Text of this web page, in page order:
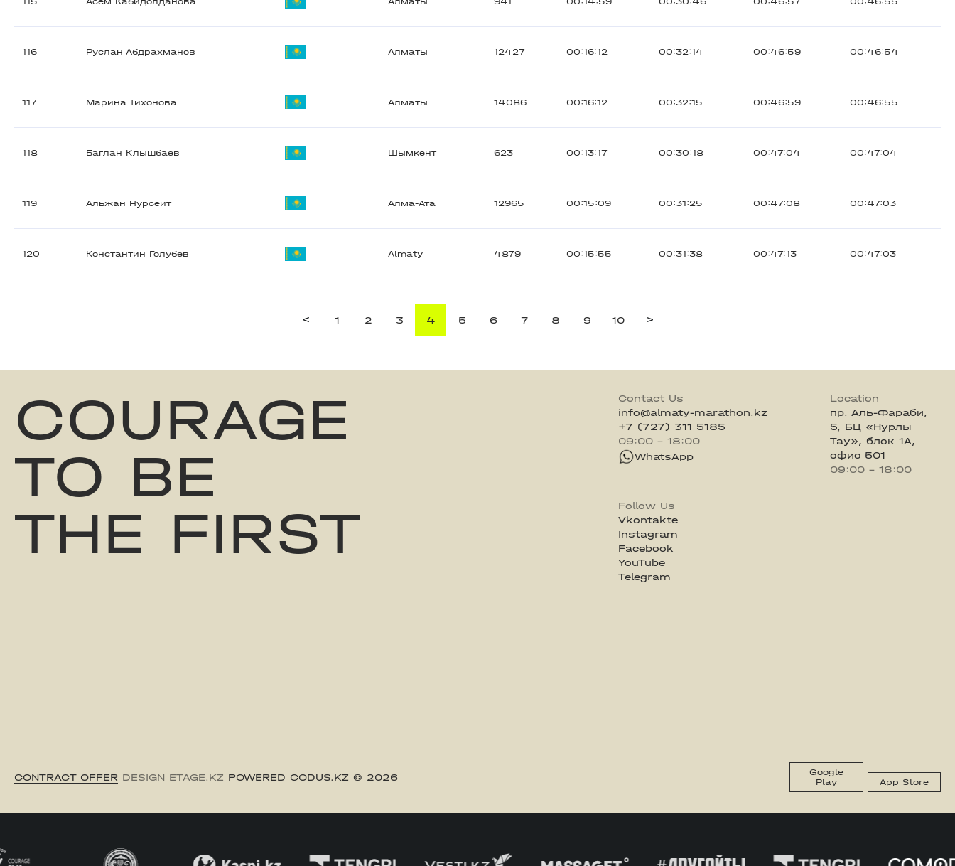
116 Руслан Абдрахманов Алматы 12427 00:16:12 00:32:14 00:46:59 00:46:54
117 Марина Тихонова Алматы 14086 00:16:12 00:32:15 00:46:59 00:46:55
118 Баглан Клышбаев Шымкент 623 00:13:17 00:30:18 00:47:04 00:47:04
119 Альжан Нурсеит Алма-Ата 12965 00:15:09 00:31:25 00:47:08 00:47:03
120 Константин Голубев Almaty 4879 00:15:55 00:31:38 00:47:13 00:47:03
< 1 2 3 4 5 6 7 8 9 10 >
COURAGE
TO BE
THE FIRST
Contact Us
info@almaty-marathon.kz
+7 (727) 311 5185
09:00 - 18:00
WhatsApp
Location
пр. Аль-Фараби,
5, БЦ «Нурлы
Тау», блок 1А,
офис 501
09:00 - 18:00
Follow Us
Vkontakte
Instagram
Facebook
YouTube
Telegram
CONTRACT OFFER DESIGN ETAGE.KZ POWERED CODUS.KZ © 2026
Google
Play
App Store